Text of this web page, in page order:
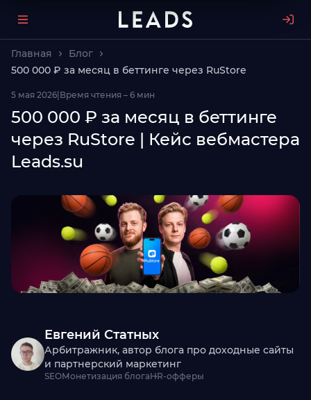
Главная
Блог
500 000 ₽ за месяц в беттинге через RuStore
5 мая 2026 Время чтения – 6 мин
500 000 ₽ за месяц в беттинге
через RuStore | Кейс вебмастера
Leads.su
Евгений Статных
Арбитражник, автор блога про доходные сайты
и партнерский маркетинг
SEOМонетизация блогаHR-офферы